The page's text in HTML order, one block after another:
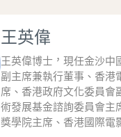
王英偉
王英偉博士，現任金沙中
副主席兼執行董事、香港
席、香港政府文化委員會
術發展基金諮詢委員會主
獎學院主席、香港國際電